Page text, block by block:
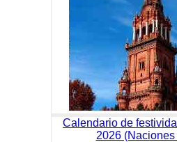
Calendario de
2026